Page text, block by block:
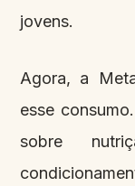
jovens.
Agora, a
esse
sobre